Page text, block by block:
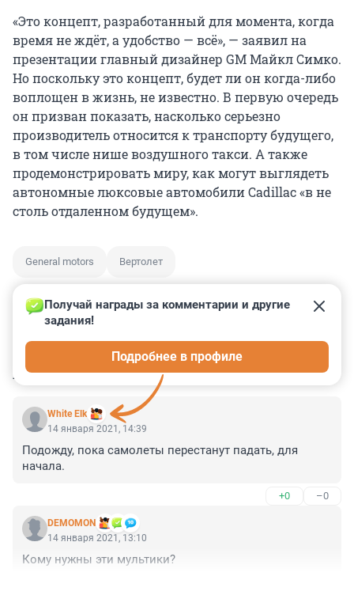
«Это концепт, разработанный для момента, когда
время не ждёт, а удобство — всё», — заявил на
презентации главный дизайнер GM Майкл Симко.
Но поскольку это концепт, будет ли он когда-либо
воплощен в жизнь, не известно. В первую очередь
он призван показать, насколько серьезно
производитель относится к транспорту будущего,
в том числе нише воздушного такси. А также
продемонстрировать миру, как могут выглядеть
автономные люксовые автомобили Cadillac «в не
столь отдаленном будущем».
General motors Вертолет
КОММЕНТАРИИ 2
White Elk
Получай награды за комментарии и другие
задания!
Подробнее в профиле
14 января 2021, 14:39
Подожду, пока самолеты перестанут падать, для
начала.
+0 –0
DEMOMON
14 января 2021, 13:10
Кому нужны эти мультики?